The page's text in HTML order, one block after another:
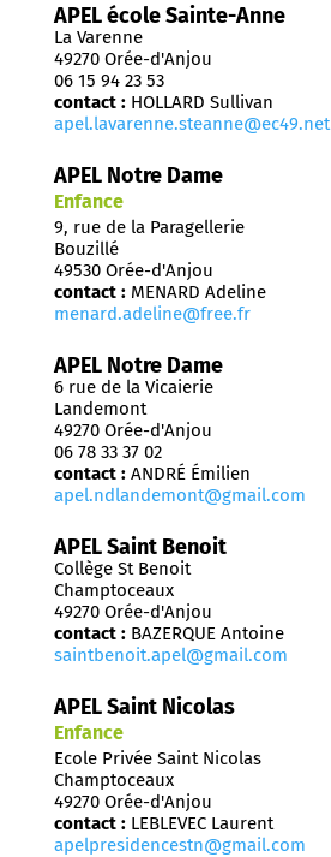
APEL école Sainte-Anne
La Varenne
49270 Orée-d'Anjou
06 15 94 23 53
contact : HOLLARD Sullivan
apel.lavarenne.steanne@ec49.net
APEL Notre Dame
Enfance
9, rue de la Paragellerie
Bouzillé
49530 Orée-d'Anjou
contact : MENARD Adeline
menard.adeline@free.fr
APEL Notre Dame
6 rue de la Vicaierie
Landemont
49270 Orée-d'Anjou
06 78 33 37 02
contact : ANDRÉ Émilien
apel.ndlandemont@gmail.com
APEL Saint Benoit
Collège St Benoit
Champtoceaux
49270 Orée-d'Anjou
contact : BAZERQUE Antoine
saintbenoit.apel@gmail.com
APEL Saint Nicolas
Enfance
Ecole Privée Saint Nicolas
Champtoceaux
49270 Orée-d'Anjou
contact : LEBLEVEC Laurent
apelpresidencestn@gmail.com